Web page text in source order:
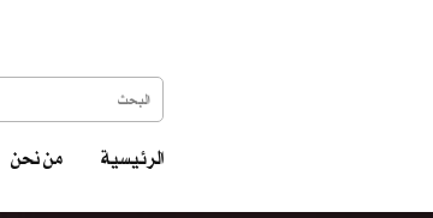
الرئيسية من نحن